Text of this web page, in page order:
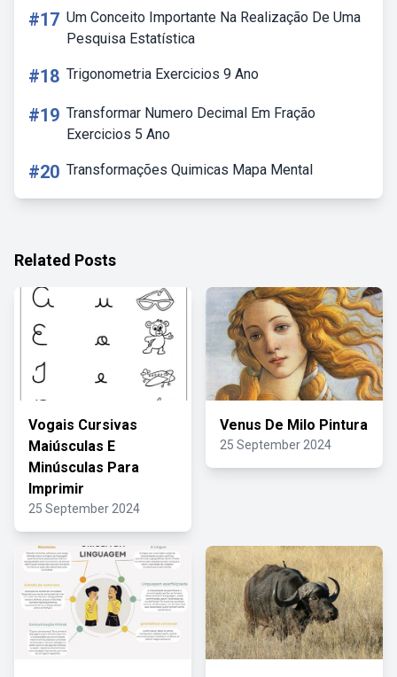
#17 Um Conceito Importante Na Realização De Uma
Pesquisa Estatística
#18 Trigonometria Exercicios 9 Ano
#19 Transformar Numero Decimal Em Fração
Exercicios 5 Ano
#20 Transformações Quimicas Mapa Mental
Related Posts
Vogais Cursivas
Maiúsculas E
Minúsculas Para
Imprimir
25 September 2024
Venus De Milo Pintura
25 September 2024